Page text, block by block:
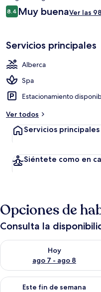
total
es
Opiniones
8.48.4 de 10,
Muy buenaVer las
Servicios principales
Alberca
Spa
Estacionamiento
Ver todos
Servicios principales
Siéntete como en
Opciones de
Consulta la
Hoy
ago 7 - ago 8
Consulta la disponibilidad
Este fin de semana
Consulta la disponibilidad